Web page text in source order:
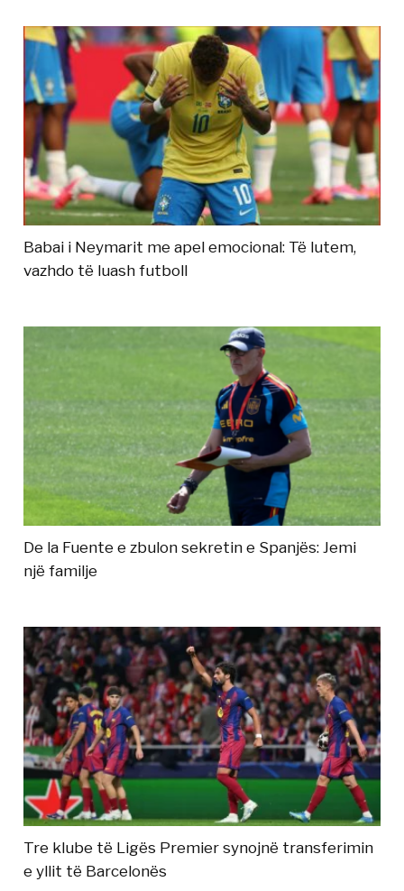
Babai i Neymarit me apel emocional: Të lutem,
vazhdo të luash futboll
De la Fuente e zbulon sekretin e Spanjës: Jemi
një familje
Tre klube të Ligës Premier synojnë transferimin
e yllit të Barcelonës